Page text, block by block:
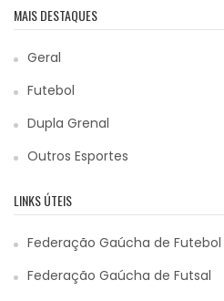
MAIS DESTAQUES
Geral
Futebol
Dupla Grenal
Outros Esportes
LINKS ÚTEIS
Federação Gaúcha de Futebol
Federação Gaúcha de Futsal